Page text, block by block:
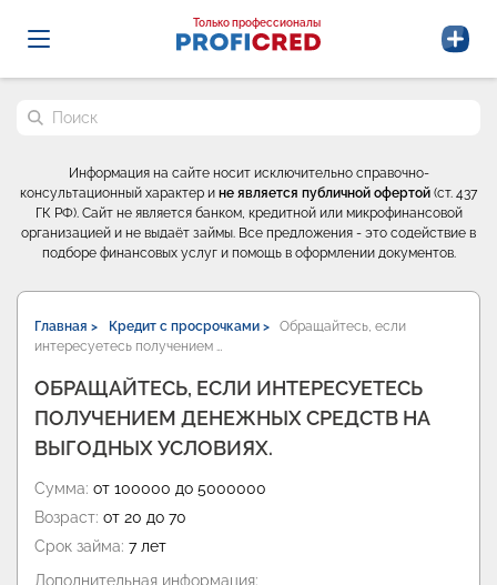
Probrokery - Только профессионалы
Только профессионалы
Поиск по сайту
Информация на сайте носит исключительно справочно-
консультационный характер и не является публичной офертой (ст. 437
ГК РФ). Сайт не является банком, кредитной или микрофинансовой
организацией и не выдаёт займы. Все предложения - это содействие в
подборе финансовых услуг и помощь в оформлении документов.
Главная > Кредит с просрочками >
Обращайтесь, если
интересуетесь получением …
ОБРАЩАЙТЕСЬ, ЕСЛИ ИНТЕРЕСУЕТЕСЬ
ПОЛУЧЕНИЕМ ДЕНЕЖНЫХ СРЕДСТВ НА
ВЫГОДНЫХ УСЛОВИЯХ.
Сумма: от 100000 до 5000000
Возраст: от 20 до 70
Срок займа: 7 лет
Дополнительная информация: